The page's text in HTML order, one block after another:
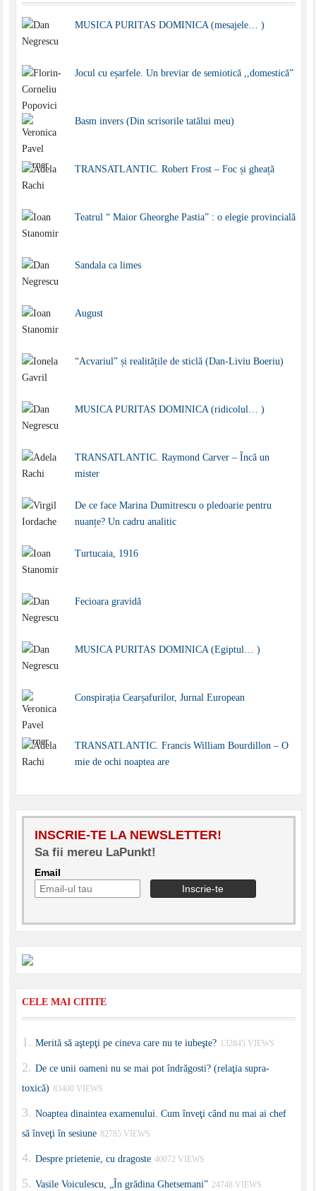
MUSICA PURITAS DOMINICA (mesajele… )
Jocul cu eșarfele. Un breviar de semiotică ,,domestică”
Basm invers (Din scrisorile tatălui meu)
TRANSATLANTIC. Robert Frost – Foc și gheață
Teatrul “ Maior Gheorghe Pastia” : o elegie provincială
Sandala ca limes
August
“Acvariul” și realitățile de sticlă (Dan-Liviu Boeriu)
MUSICA PURITAS DOMINICA (ridicolul… )
TRANSATLANTIC. Raymond Carver – Încă un
mister
De ce face Marina Dumitrescu o pledoarie pentru
nuanțe? Un cadru analitic
Turtucaia, 1916
Fecioara gravidă
MUSICA PURITAS DOMINICA (Egiptul… )
Conspirația Cearșafurilor, Jurnal European
TRANSATLANTIC. Francis William Bourdillon – O
mie de ochi noaptea are
INSCRIE-TE LA NEWSLETTER!
Sa fii mereu LaPunkt!
Email
CELE MAI CITITE
Merită să aştepţi pe cineva care nu te iubeşte? 132845 VIEWS
De ce unii oameni nu se mai pot îndrăgosti? (relaţia supra-
toxică) 83400 VIEWS
Noaptea dinaintea examenului. Cum înveţi când nu mai ai chef
să înveţi în sesiune 82785 VIEWS
Despre prietenie, cu dragoste 40072 VIEWS
Vasile Voiculescu, „În grădina Ghetsemani” 24748 VIEWS